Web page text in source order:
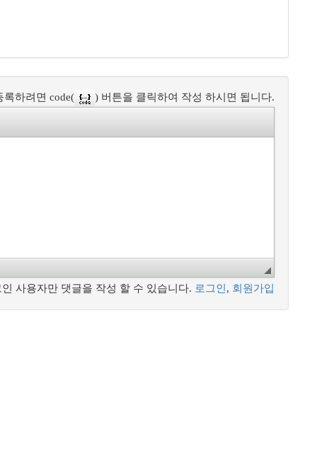
록하려면 code( ) 버튼을 클릭하여 작성 하시면 됩니다.
인 사용자만 댓글을 작성 할 수 있습니다. 로그인 , 회원가입